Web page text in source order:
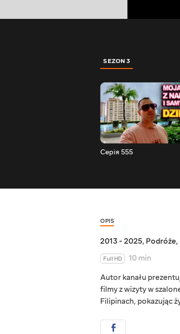
SEZON 3
Серія 555
OPIS
2013 - 2025, Podróże,
Full HD
10 min
Autor kanału
filmy z wizyty w
Filipinach, pokazując